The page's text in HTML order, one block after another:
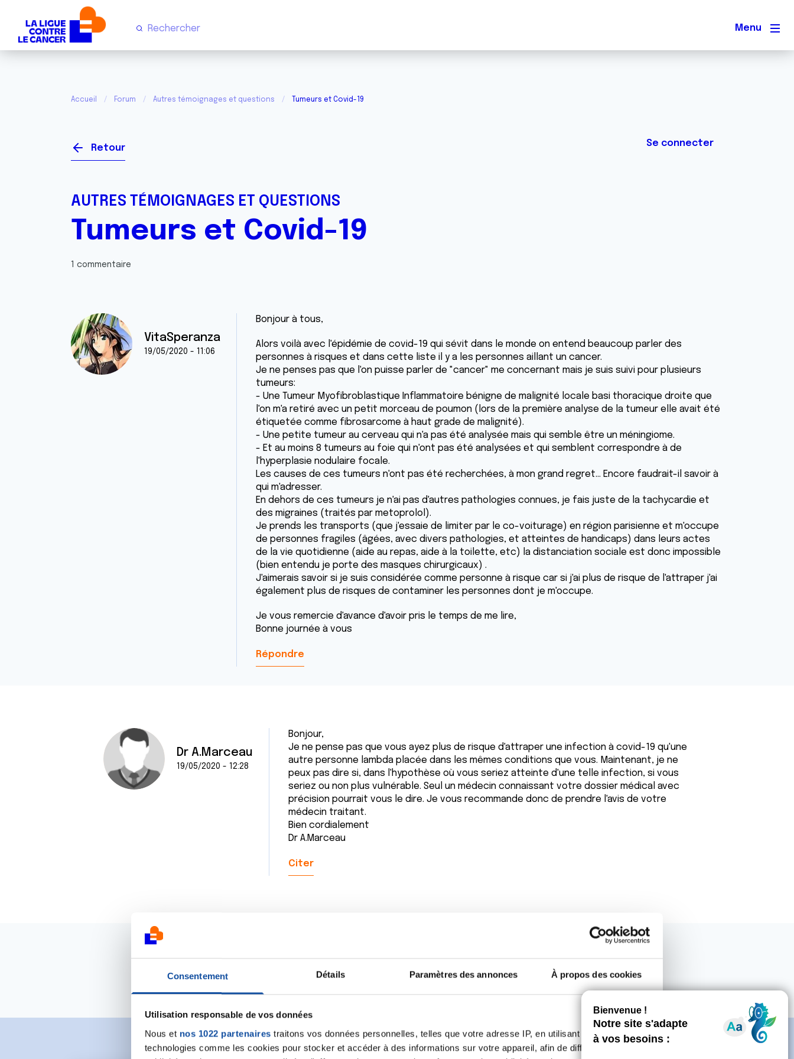
Consentement Détails Paramètres des annonces À propos des cookies
Utilisation responsable de vos données
Nous et nos 1022 partenaires traitons vos données personnelles, telles que votre adresse IP, en utilisant des
technologies comme les cookies pour stocker et accéder à des informations sur votre appareil, afin de diffuser des
Menu
Accueil Forum Autres témoignages et questions Tumeurs et Covid-19
Retour Se connecter
AUTRES TÉMOIGNAGES ET QUESTIONS
Tumeurs et Covid-19
1 commentaire
VitaSperanza
19/05/2020 - 11:06
Bonjour à tous,
Alors voilà avec l'épidémie de covid-19 qui sévit dans le monde on entend beaucoup parler des
personnes à risques et dans cette liste il y a les personnes aillant un cancer.
Je ne penses pas que l'on puisse parler de "cancer" me concernant mais je suis suivi pour plusieurs
tumeurs:
- Une Tumeur Myofibroblastique Inflammatoire bénigne de malignité locale basi thoracique droite que
l'on m'a retiré avec un petit morceau de poumon (lors de la première analyse de la tumeur elle avait été
étiquetée comme fibrosarcome à haut grade de malignité).
- Une petite tumeur au cerveau qui n'a pas été analysée mais qui semble être un méningiome.
- Et au moins 8 tumeurs au foie qui n'ont pas été analysées et qui semblent correspondre à de
l'hyperplasie nodulaire focale.
Les causes de ces tumeurs n'ont pas été recherchées, à mon grand regret... Encore faudrait-il savoir à
qui m'adresser.
En dehors de ces tumeurs je n'ai pas d'autres pathologies connues, je fais juste de la tachycardie et
des migraines (traités par metoprolol).
Je prends les transports (que j'essaie de limiter par le co-voiturage) en région parisienne et m'occupe
de personnes fragiles (âgées, avec divers pathologies, et atteintes de handicaps) dans leurs actes
de la vie quotidienne (aide au repas, aide à la toilette, etc) la distanciation sociale est donc impossible
(bien entendu je porte des masques chirurgicaux) .
J'aimerais savoir si je suis considérée comme personne à risque car si j'ai plus de risque de l'attraper j'ai
également plus de risques de contaminer les personnes dont je m'occupe.
Je vous remercie d'avance d'avoir pris le temps de me lire,
Bonne journée à vous
Répondre
Dr A.Marceau
19/05/2020 - 12:28
Bonjour,
Je ne pense pas que vous ayez plus de risque d'attraper une infection à covid-19 qu'une
autre personne lambda placée dans les mêmes conditions que vous. Maintenant, je ne
peux pas dire si, dans l'hypothèse où vous seriez atteinte d'une telle infection, si vous
seriez ou non plus vulnérable. Seul un médecin connaissant votre dossier médical avec
précision pourrait vous le dire. Je vous recommande donc de prendre l'avis de votre
médecin traitant.
Bien cordialement
Dr A.Marceau
Citer